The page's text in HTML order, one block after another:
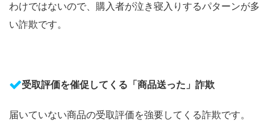
わけではないので、購入者が泣き寝入りするパターンが多
い詐欺です。
受取評価を催促してくる「商品送った」詐欺
届いていない商品の受取評価を強要してくる詐欺です。